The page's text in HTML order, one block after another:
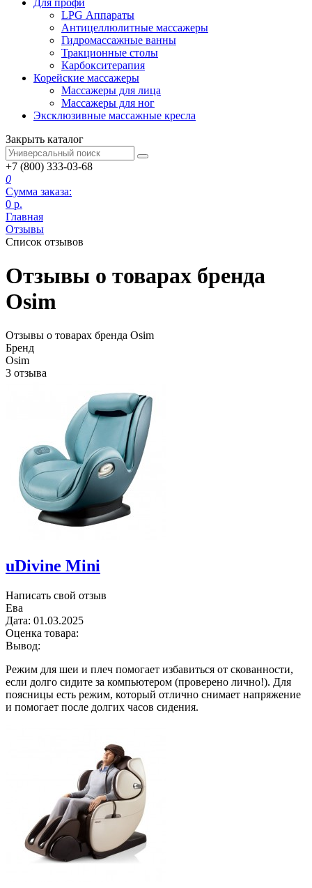
LPG Аппараты
Антицеллюлитные массажеры
Гидромассажные ванны
Тракционные столы
Карбокситерапия
Корейские массажеры
Массажеры для лица
Массажеры для ног
Эксклюзивные массажные кресла
Закрыть каталог
+7 (800) 333-03-68
0
Сумма заказа:
0 р.
Главная
Отзывы
Список отзывов
Отзывы о товарах бренда
Osim
Отзывы о товарах бренда Osim
Бренд
Osim
3 отзыва
uDivine Mini
Написать свой отзыв
Ева
Дата: 01.03.2025
Оценка товара:
Вывод:
Режим для шеи и плеч помогает избавиться от скованности,
если долго сидите за компьютером (проверено лично!). Для
поясницы есть режим, который отлично снимает напряжение
и помогает после долгих часов сидения.